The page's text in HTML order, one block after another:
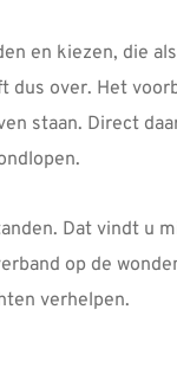
en kiezen, die
dus over. Het
staan. Direct
Dat vindt u
op de
verhelpen.